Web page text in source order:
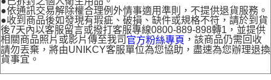
●依通訊交易解除權合理例外情事適用準則，不提供退貨服務。
●收到商品後如發現有瑕疵、破損、缺件或規格不符，請於到貨
後7天內以客服留言或撥打客服專線0800-889-898轉1，並提供
相關商品照片或影片傳至我司 官方粉絲專頁 ，該商品仍需回收
請勿丟棄，將由UNIKCY客服單位為您協助，盡速為您辦理退換
貨事宜。